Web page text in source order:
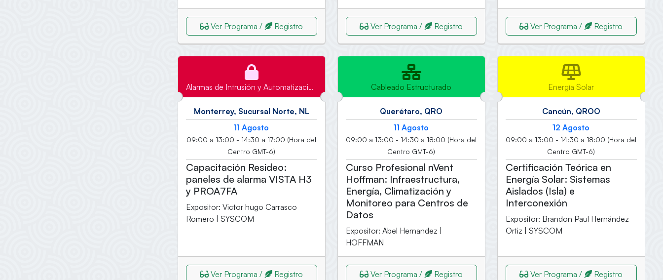
Ver Programa / Registro Ver Programa / Registro Ver Programa / Registro
Alarmas de Intrusión y Automatización
Monterrey, Sucursal Norte, NL
11 Agosto
09:00 a 13:00 - 14:30 a 17:00 (Hora del
Centro GMT-6)
Capacitación Resideo:
paneles de alarma VISTA H3
y PROA7FA
Expositor: Victor hugo Carrasco
Romero | SYSCOM
Ver Programa / Registro
Cableado Estructurado
Querétaro, QRO
11 Agosto
09:00 a 13:00 - 14:30 a 18:00 (Hora del
Centro GMT-6)
Curso Profesional nVent
Hoffman: Infraestructura,
Energía, Climatización y
Monitoreo para Centros de
Datos
Expositor: Abel Hernandez |
HOFFMAN
Ver Programa / Registro
Energía Solar
Cancún, QROO
12 Agosto
09:00 a 13:00 - 14:30 a 18:00 (Hora del
Centro GMT-6)
Certificación Teórica en
Energía Solar: Sistemas
Aislados (Isla) e
Interconexión
Expositor: Brandon Paul Hernández
Ortiz | SYSCOM
Ver Programa / Registro